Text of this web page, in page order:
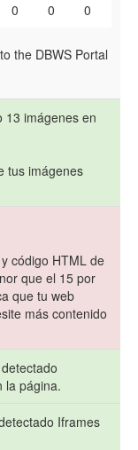
0 0 0
the DBWS Portal
13 imágenes en
tus imágenes
código HTML de
que el 15 por
que tu web
más contenido
la página.
Iframes